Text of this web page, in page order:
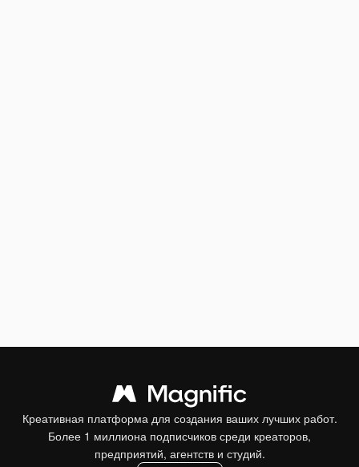
Креативная платформа для создания ваших лучших работ.
Более 1 миллиона подписчиков среди креаторов,
предприятий, агентств и студий.